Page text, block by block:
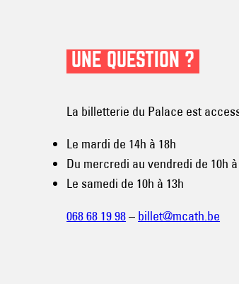
UNE QUESTION ?
La billetterie du Palace est
Le mardi de 14h à 18h
Du mercredi au vendredi de 10h
Le samedi de 10h à 13h
068 68 19 98– billet@mcath.be